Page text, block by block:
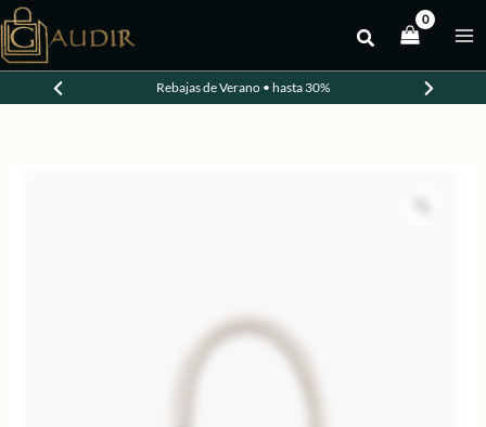
al
contenido
Rebajas de Verano • hasta 30%
-20%